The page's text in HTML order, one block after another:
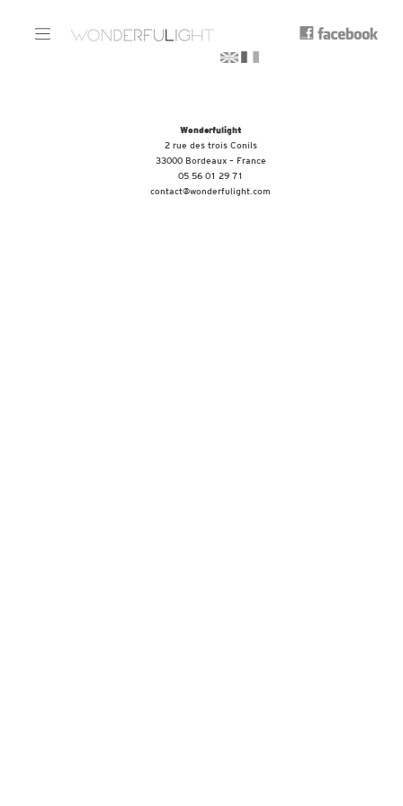
Wonderfulight
2 rue des trois Conils
33000 Bordeaux – France
05 56 01 29 71
contact@wonderfulight.com